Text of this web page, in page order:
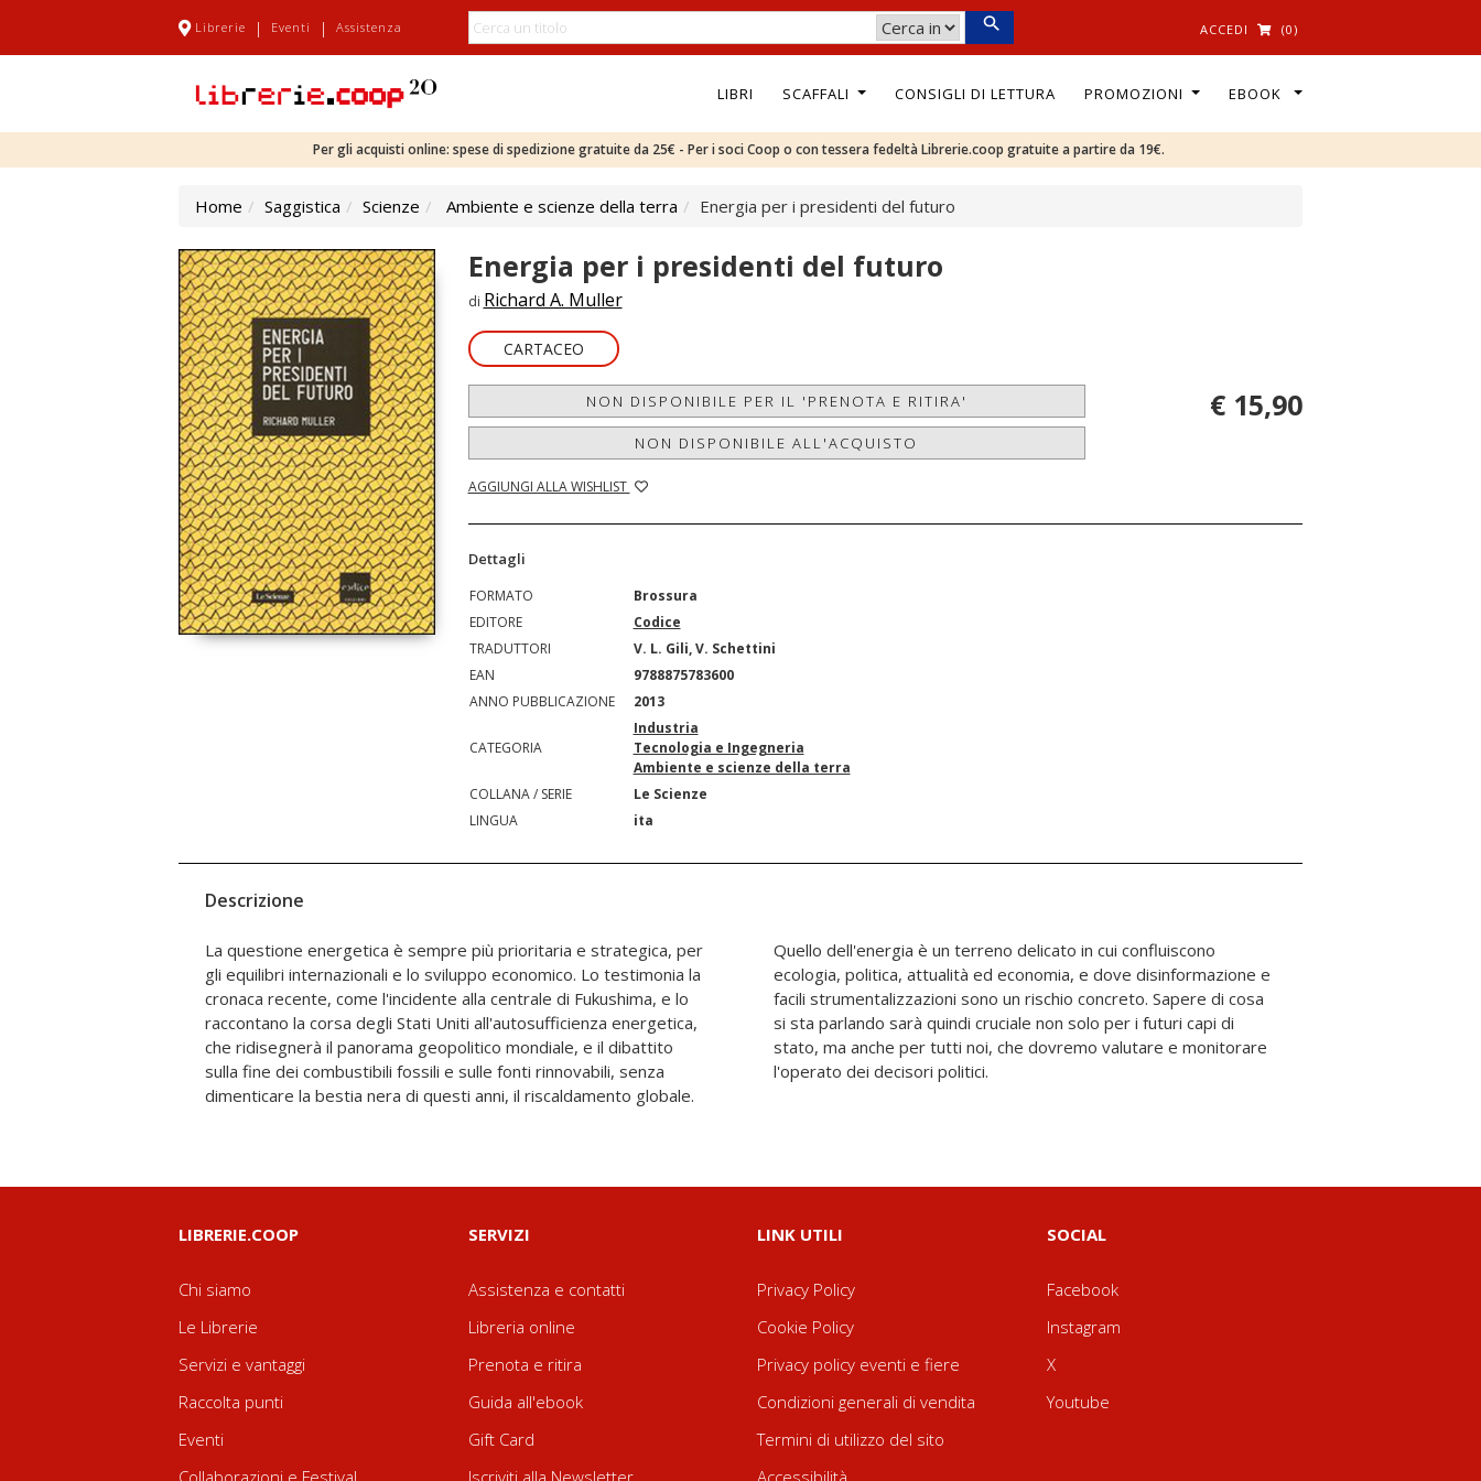
Librerie | Eventi | Assistenza ACCEDI (0)
LIBRI SCAFFALI CONSIGLI DI LETTURA PROMOZIONI EBOOK
Per gli acquisti online: spese di spedizione gratuite da 25€ - Per i soci Coop o con tessera fedeltà Librerie.coop gratuite a partire da 19€.
Home Saggistica Scienze Ambiente e scienze della terra Energia per i presidenti del futuro
Energia per i presidenti del futuro
di Richard A. Muller
CARTACEO
NON DISPONIBILE PER IL 'PRENOTA E RITIRA'
NON DISPONIBILE ALL'ACQUISTO
AGGIUNGI ALLA WISHLIST
€ 15,90
Dettagli
FORMATO
Brossura
EDITORE
Codice
TRADUTTORI
V. L. Gili, V. Schettini
EAN
9788875783600
ANNO PUBBLICAZIONE
2013
CATEGORIA
Industria
Tecnologia e Ingegneria
Ambiente e scienze della terra
COLLANA / SERIE
Le Scienze
LINGUA
ita
Descrizione
La questione energetica è sempre più prioritaria e strategica, per
gli equilibri internazionali e lo sviluppo economico. Lo testimonia la
cronaca recente, come l'incidente alla centrale di Fukushima, e lo
raccontano la corsa degli Stati Uniti all'autosufficienza energetica,
che ridisegnerà il panorama geopolitico mondiale, e il dibattito
sulla fine dei combustibili fossili e sulle fonti rinnovabili, senza
dimenticare la bestia nera di questi anni, il riscaldamento globale.
Quello dell'energia è un terreno delicato in cui confluiscono
ecologia, politica, attualità ed economia, e dove disinformazione e
facili strumentalizzazioni sono un rischio concreto. Sapere di cosa
si sta parlando sarà quindi cruciale non solo per i futuri capi di
stato, ma anche per tutti noi, che dovremo valutare e monitorare
l'operato dei decisori politici.
LIBRERIE.COOP
Chi siamo
Le Librerie
Servizi e vantaggi
Raccolta punti
Eventi
Collaborazioni e Festival
SERVIZI
Assistenza e contatti
Libreria online
Prenota e ritira
Guida all'ebook
Gift Card
Iscriviti alla Newsletter
LINK UTILI
Privacy Policy
Cookie Policy
Privacy policy eventi e fiere
Condizioni generali di vendita
Termini di utilizzo del sito
Accessibilità
SOCIAL
Facebook
Instagram
X
Youtube